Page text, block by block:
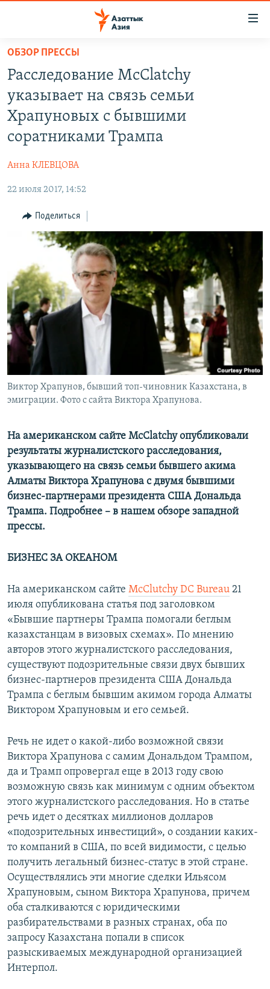
Вернуться
основному
содержанию
Вернутся
главной
Вернутся
НОВОСТИ
ВОЙНА В УКРАИНЕ
ЎЗБЕКЧА
ТОҶИКӢ
TÜRKMENÇE
ПОДПИШИТЕСЬ НА НАС В СОЦСЕТЯХ
Все сайты РСЕ/РС
ОБЗОР ПРЕССЫ
Расследование McClatchy
указывает на связь семьи
Храпуновых с бывшими
соратниками Трампа
Анна КЛЕВЦОВА
22 июля 2017, 14:52
Поделиться
Виктор Храпунов, бывший топ-чиновник Казахстана, в
эмиграции. Фото с сайта Виктора Храпунова.
На американском сайте McClatchy опубликовали
результаты журналистского расследования,
указывающего на связь семьи бывшего акима
Алматы Виктора Храпунова с двумя бывшими
бизнес-партнерами президента США Дональда
Трампа. Подробнее – в нашем обзоре западной
прессы.
БИЗНЕС ЗА ОКЕАНОМ
На американском сайте McClutchy DC Bureau 21
июля опубликована статья под заголовком
«Бывшие партнеры Трампа помогали беглым
казахстанцам в визовых схемах». По мнению
авторов этого журналистского расследования,
существуют подозрительные связи двух бывших
бизнес-партнеров президента США Дональда
Трампа с беглым бывшим акимом города Алматы
Виктором Храпуновым и его семьей.
Речь не идет о какой-либо возможной связи
Виктора Храпунова с самим Дональдом Трампом,
да и Трамп опровергал еще в 2013 году свою
возможную связь как минимум с одним объектом
этого журналистского расследования. Но в статье
речь идет о десятках миллионов долларов
«подозрительных инвестиций», о создании каких-
то компаний в США, по всей видимости, с целью
получить легальный бизнес-статус в этой стране.
Осуществлялись эти многие сделки Ильясом
Храпуновым, сыном Виктора Храпунова, причем
оба сталкиваются с юридическими
разбирательствами в разных странах, оба по
запросу Казахстана попали в список
разыскиваемых международной организацией
Интерпол.